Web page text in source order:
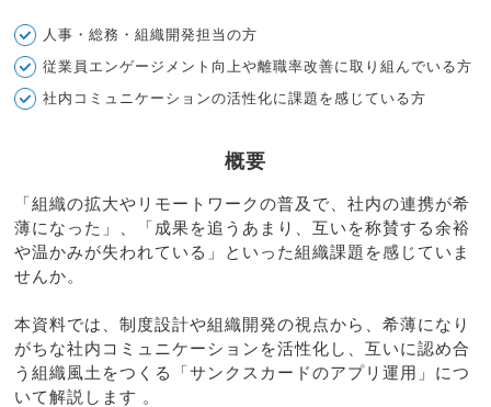
人事・総務・組織開発担当の方
従業員エンゲージメント向上や離職率改善に取り組んでいる方
社内コミュニケーションの活性化に課題を感じている方
概要
「組織の拡大やリモートワークの普及で、社内の連携が希
薄になった」、「成果を追うあまり、互いを称賛する余裕
や温かみが失われている」といった組織課題を感じていま
せんか。
本資料では、制度設計や組織開発の視点から、希薄になり
がちな社内コミュニケーションを活性化し、互いに認め合
う組織風土をつくる「サンクスカードのアプリ運用」につ
いて解説します 。